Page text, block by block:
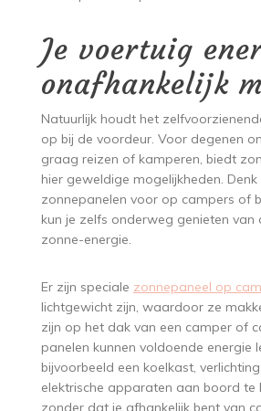
Je voertuig
onafhankelijk
Natuurlijk houdt het
op bij de voordeur. Voor degenen
graag reizen of kamperen, biedt
hier geweldige mogelijkheden.
zonnepanelen voor op campers of
kun je zelfs onderweg genieten van
zonne-energie.
Er zijn speciale zonnepaneel op
lichtgewicht zijn, waardoor ze
zijn op het dak van een camper of
panelen kunnen voldoende energie
bijvoorbeeld een koelkast,
elektrische apparaten aan boord te
zonder dat je afhankelijk bent van